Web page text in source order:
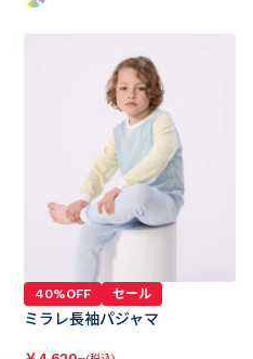
40%OFF セール
ミラレ長袖パジャマ